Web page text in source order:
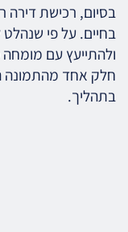
בסיום, רכישת דירה
בחיים. על פי
ולהתייעץ עם
חלק אחד מהתמונה
בתהליך.